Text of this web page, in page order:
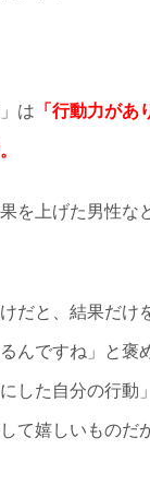
は 「行動力があ
を上げた男性な
だと、結果だけ
んですね」と褒
した自分の行動
て嬉しいものだ